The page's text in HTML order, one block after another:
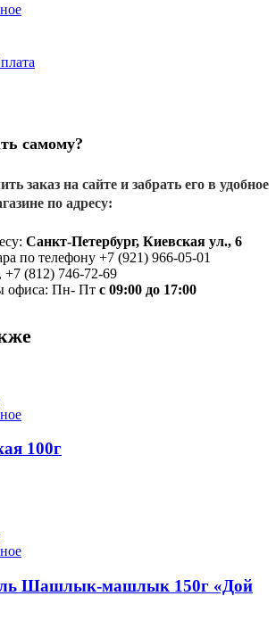
самому?
заказ на сайте и забрать его в удобное
по адресу:
Санкт-Петербург, Киевская ул., 6
по телефону +7 (921) 966-05-01
(812) 746-72-69
офиса: Пн- Пт с 09:00 до 17:00
100г
Шашлык-машлык 150г «Дой